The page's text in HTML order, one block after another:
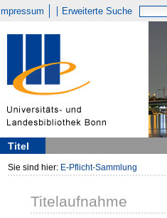
Impressum Erweiterte Suche
Titel
Sie sind hier: E-Pflicht-Sammlung
Titelaufnahme